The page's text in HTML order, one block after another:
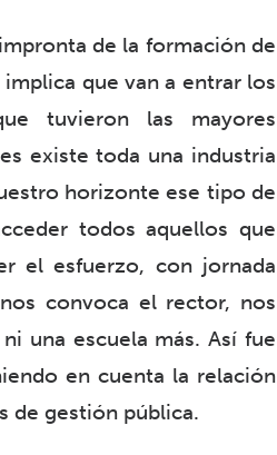
de la formación de
que van a entrar los
tuvieron las mayores
existe toda una industria
horizonte ese tipo de
todos aquellos que
el esfuerzo, con jornada
convoca el rector, nos
una escuela más. Así fue
en cuenta la relación
de gestión pública.